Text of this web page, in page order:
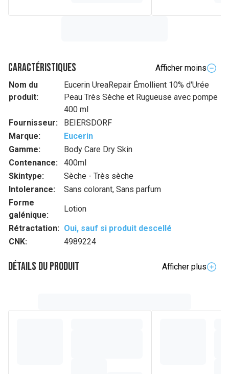
Caractéristiques
Afficher moins
Nom du
produit:
Eucerin UreaRepair Émollient 10% d'Urée
Peau Très Sèche et Rugueuse avec pompe
400 ml
Fournisseur:
BEIERSDORF
Marque:
Eucerin
Gamme:
Body Care Dry Skin
Contenance:
400ml
Skintype:
Sèche - Très sèche
Intolerance:
Sans colorant, Sans parfum
Forme
galénique:
Lotion
Rétractation: Oui, sauf si produit descellé
CNK:
4989224
Détails du produit
Afficher plus
apaiser les peaux sèches, rugueuses et tiraillées